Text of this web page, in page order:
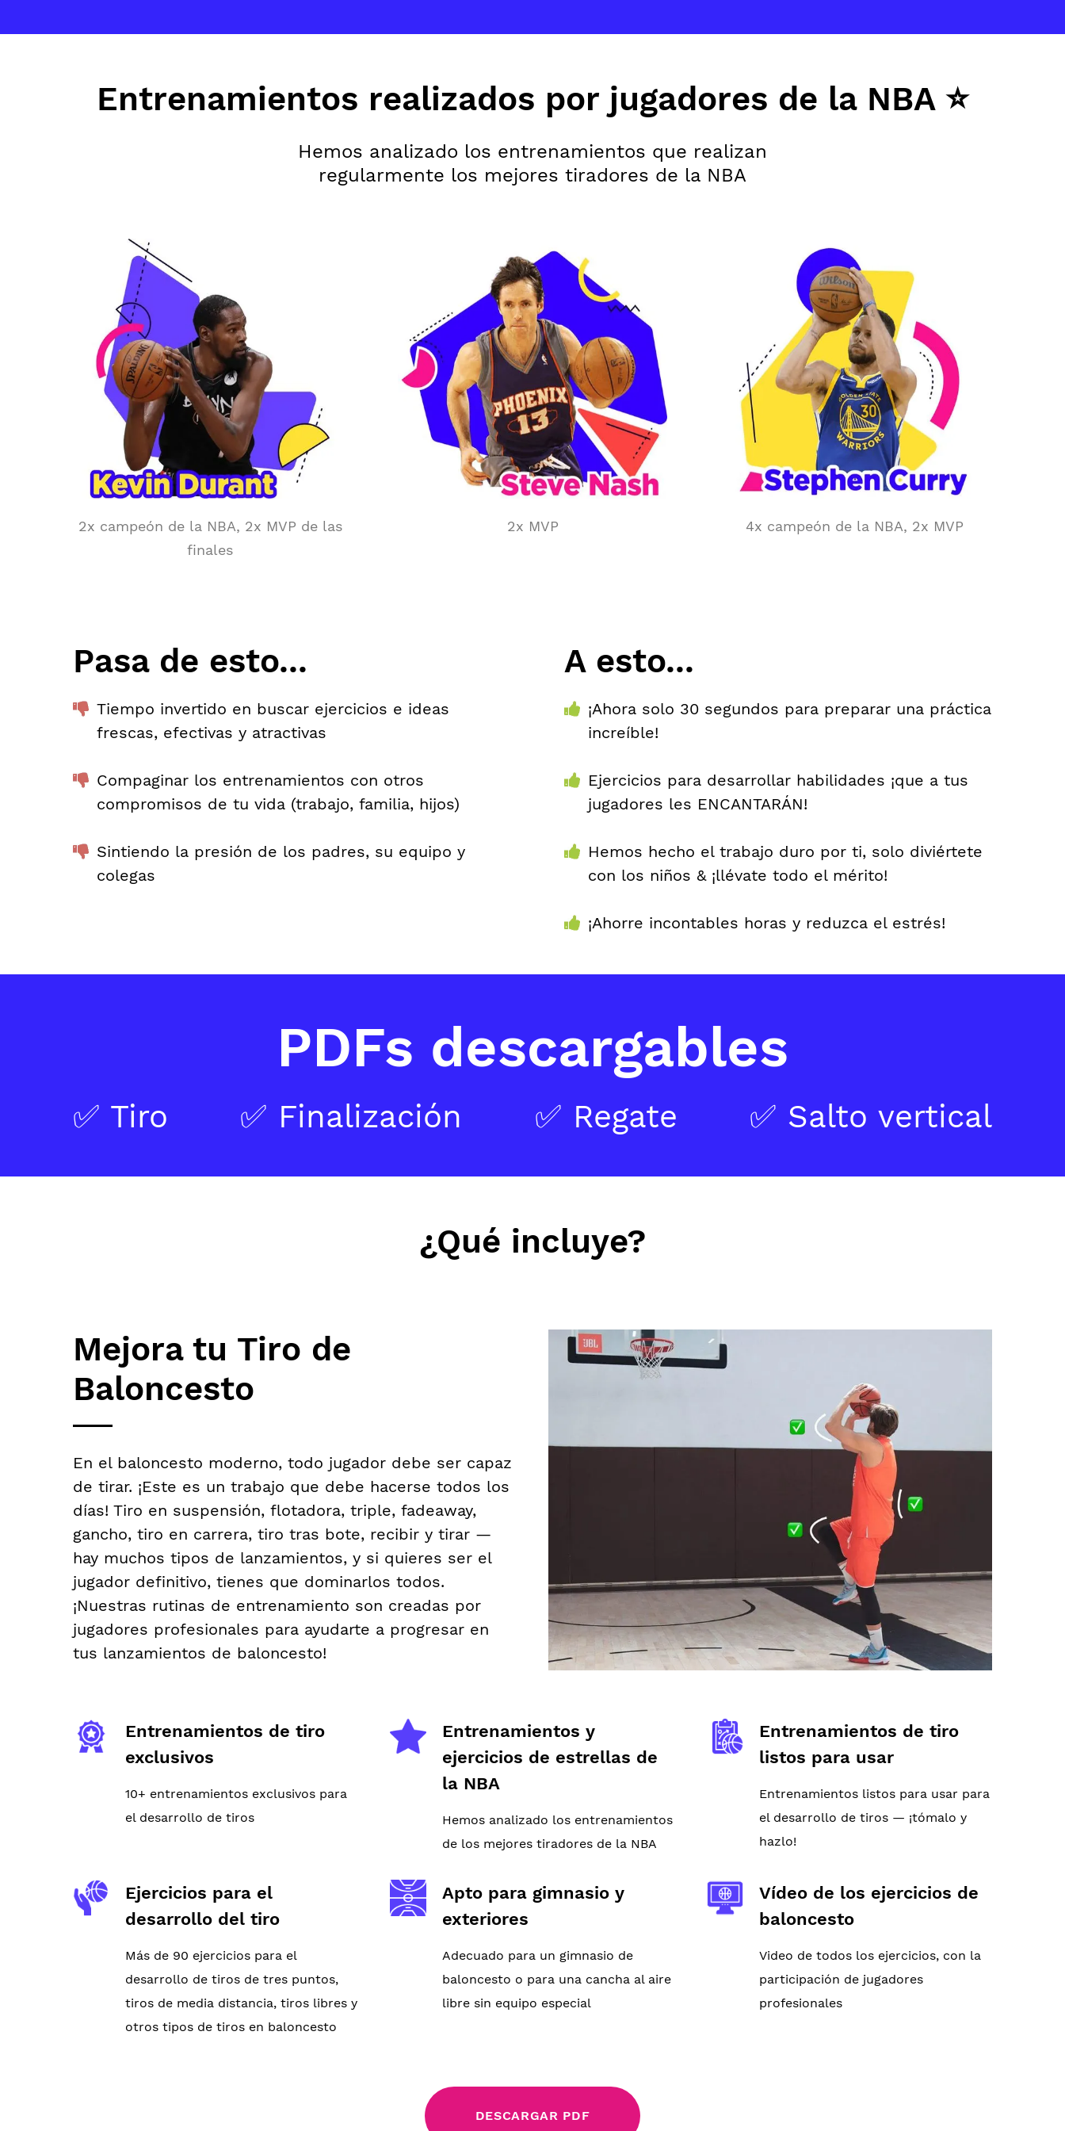
Entrenamientos realizados por jugadores de la NBA ⭐
Hemos analizado los entrenamientos que realizan
regularmente los mejores tiradores de la NBA
2x campeón de la NBA, 2x MVP de las
finales
2x MVP 4x campeón de la NBA, 2x MVP
Pasa de esto...
Tiempo invertido en buscar ejercicios e ideas
frescas, efectivas y atractivas
Compaginar los entrenamientos con otros
compromisos de tu vida (trabajo, familia, hijos)
Sintiendo la presión de los padres, su equipo y
colegas
A esto...
¡Ahora solo 30 segundos para preparar una práctica
increíble!
Ejercicios para desarrollar habilidades ¡que a tus
jugadores les ENCANTARÁN!
Hemos hecho el trabajo duro por ti, solo diviértete
con los niños & ¡llévate todo el mérito!
¡Ahorre incontables horas y reduzca el estrés!
PDFs descargables
✅ Tiro ✅ Finalización ✅ Regate ✅ Salto vertical
¿Qué incluye?
Mejora tu Tiro de
Baloncesto
En el baloncesto moderno, todo jugador debe ser capaz
de tirar. ¡Este es un trabajo que debe hacerse todos los
días! Tiro en suspensión, flotadora, triple, fadeaway,
gancho, tiro en carrera, tiro tras bote, recibir y tirar —
hay muchos tipos de lanzamientos, y si quieres ser el
jugador definitivo, tienes que dominarlos todos.
¡Nuestras rutinas de entrenamiento son creadas por
jugadores profesionales para ayudarte a progresar en
tus lanzamientos de baloncesto!
Entrenamientos de tiro
exclusivos
10+ entrenamientos exclusivos para
el desarrollo de tiros
Entrenamientos y
ejercicios de estrellas de
la NBA
Hemos analizado los entrenamientos
de los mejores tiradores de la NBA
Entrenamientos de tiro
listos para usar
Entrenamientos listos para usar para
el desarrollo de tiros — ¡tómalo y
hazlo!
Ejercicios para el
desarrollo del tiro
Más de 90 ejercicios para el
desarrollo de tiros de tres puntos,
tiros de media distancia, tiros libres y
otros tipos de tiros en baloncesto
Apto para gimnasio y
exteriores
Adecuado para un gimnasio de
baloncesto o para una cancha al aire
libre sin equipo especial
Vídeo de los ejercicios de
baloncesto
Video de todos los ejercicios, con la
participación de jugadores
profesionales
DESCARGAR PDF